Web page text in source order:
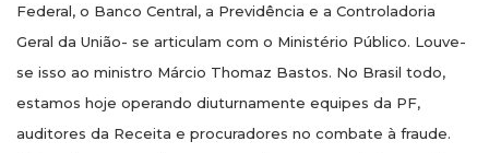
Federal, o Banco Central, a Previdência e a Controladoria
Geral da União- se articulam com o Ministério Público. Louve-
se isso ao ministro Márcio Thomaz Bastos. No Brasil todo,
estamos hoje operando diuturnamente equipes da PF,
auditores da Receita e procuradores no combate à fraude.